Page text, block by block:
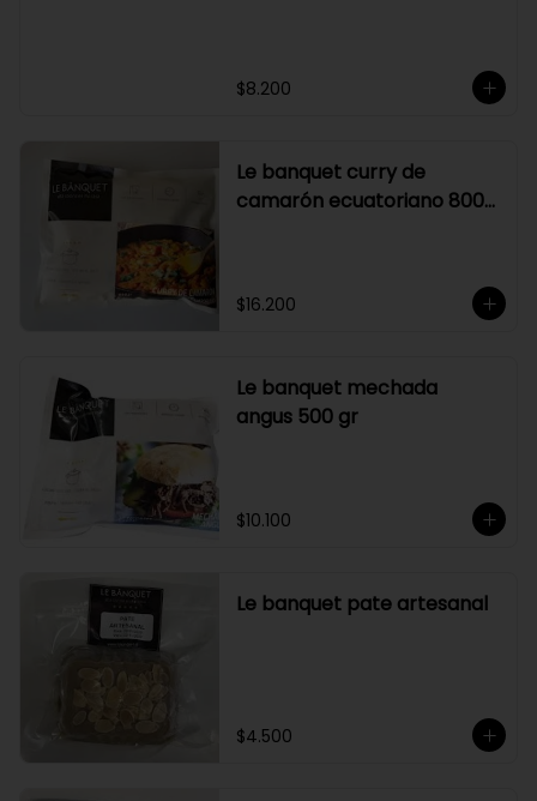
$8.200
Le banquet curry de
camarón ecuatoriano 800
$16.200
Le banquet mechada
angus 500 gr
$10.100
Le banquet pate artesanal
$4.500